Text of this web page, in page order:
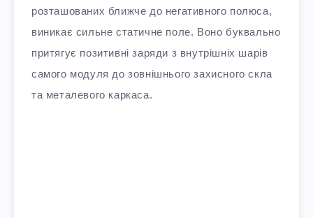
розташованих ближче до негативного полюса,
виникає сильне статичне поле. Воно буквально
притягує позитивні заряди з внутрішніх шарів
самого модуля до зовнішнього захисного скла
та металевого каркаса.